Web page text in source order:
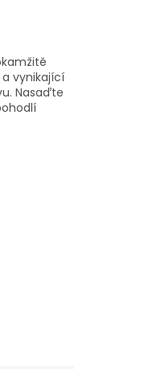
vynikající
Nasaďte